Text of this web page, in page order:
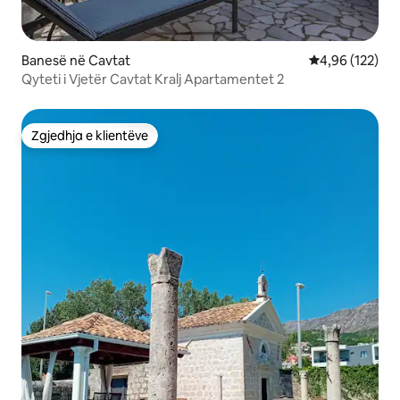
Banesë në Cavtat Vlerësimi
4,96 (122)
Qyteti i Vjetër Cavtat Kralj Apartamentet 2
Zgjedhja e klientëve
Zgjedhja e klientëve